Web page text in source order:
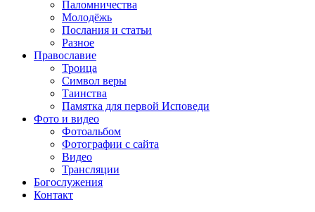
Паломничества
Молодёжь
Послания и статьи
Разное
Православие
Троица
Символ веры
Таинства
Памятка для первой Исповеди
Фото и видео
Фотоальбом
Фотографии с сайта
Видео
Трансляции
Богослужения
Контакт